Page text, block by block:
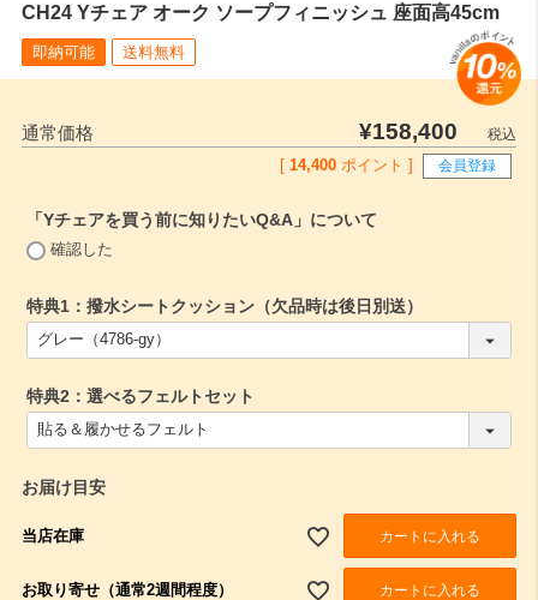
CH24 Yチェア オーク ソープフィニッシュ 座面高45cm
即納可能 送料無料
通常価格 ¥158,400
税込
[ 14,400 ポイント ] 会員登録
「Yチェアを買う前に知りたいQ&A」について
)
確認した
特典1：撥水シートクッション（欠品時は後日別送）
特典2：選べるフェルトセット
お届け目安
当店在庫 カートに入れる
お取り寄せ（通常2週間程度） カートに入れる